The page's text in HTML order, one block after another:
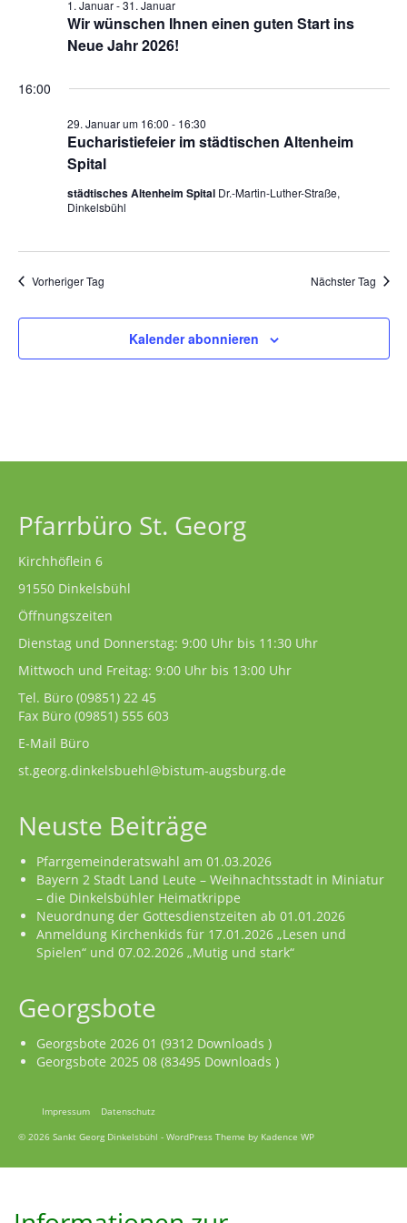
Pfarrgarten
Wir wünschen Ihnen einen guten Start ins
Neue Jahr 2026!
1. Januar-31. Januar
16:00
Eucharistiefeier im städtischen Altenheim
Spital
29. Januar um 16:00 - 16:30
städtisches Altenheim Spital Dr.-Martin-Luther-Straße,
Dinkelsbühl
Vorheriger Tag Nächster Tag
Kalender abonnieren
Pfarrbüro St. Georg
Kirchhöflein 6
91550 Dinkelsbühl
Öffnungszeiten
Dienstag und Donnerstag: 9:00 Uhr bis 11:30 Uhr
Mittwoch und Freitag: 9:00 Uhr bis 13:00 Uhr
Tel. Büro (09851) 22 45
Fax Büro (09851) 555 603
E-Mail Büro
st.georg.dinkelsbuehl@bistum-augsburg.de
Neuste Beiträge
Pfarrgemeinderatswahl am 01.03.2026
Bayern 2 Stadt Land Leute – Weihnachtsstadt in Miniatur
– die Dinkelsbühler Heimatkrippe
Neuordnung der Gottesdienstzeiten ab 01.01.2026
Anmeldung Kirchenkids für 17.01.2026 „Lesen und
Spielen“ und 07.02.2026 „Mutig und stark“
Georgsbote
Georgsbote 2026 01 (9312 Downloads )
Georgsbote 2025 08 (83495 Downloads )
Impressum
Datenschutz
© 2026 Sankt Georg Dinkelsbühl - WordPress Theme by Kadence WP